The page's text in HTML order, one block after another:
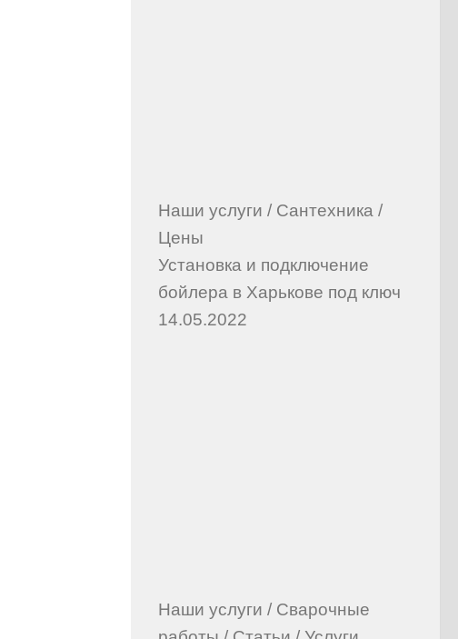
Наши услуги / Сантехника /
Цены
Установка и подключение
бойлера в Харькове под ключ
14.05.2022
Наши услуги / Сварочные